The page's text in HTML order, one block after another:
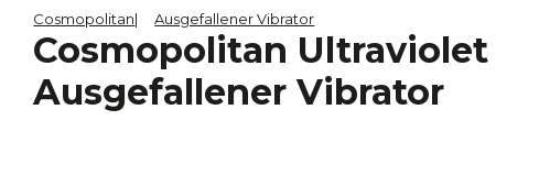
Cosmopolitan Ausgefallener Vibrator
Cosmopolitan Ultraviolet
Ausgefallener Vibrator